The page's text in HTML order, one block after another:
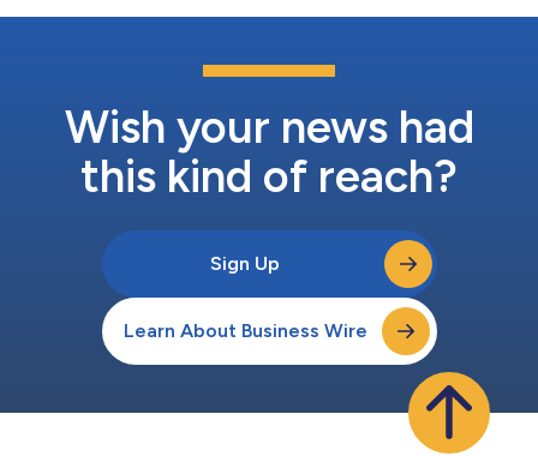
Wish your news had
this kind of reach?
Sign Up
Learn About Business Wire